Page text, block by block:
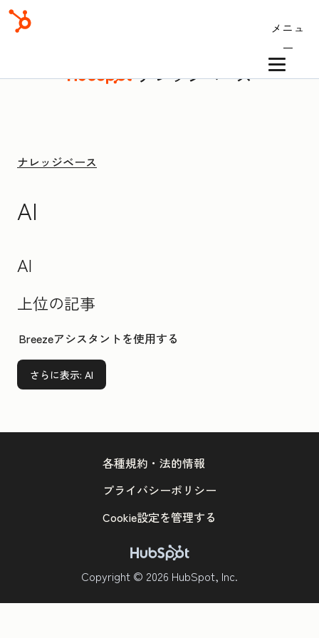
メニュ
ー
ナレッジベース
ナレッジベース
AI
AI
上位の記事
Breezeアシスタントを使用する
さらに表示: AI
Copyright © 2026 HubSpot, Inc.
各種規約・法的情報
プライバシーポリシー
Cookie設定を管理する